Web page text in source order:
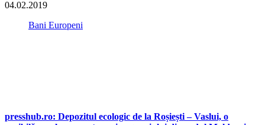
04.02.2019
Bani Europeni
presshub.ro: Depozitul ecologic de la Roșiești – Vaslui, o